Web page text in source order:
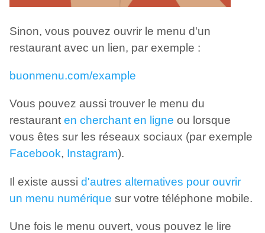
Sinon, vous pouvez ouvrir le menu d'un
restaurant avec un lien, par exemple :
buonmenu.com/example
Vous pouvez aussi trouver le menu du
restaurant en cherchant en ligne ou lorsque
vous êtes sur les réseaux sociaux (par exemple
Facebook, Instagram).
Il existe aussi d'autres alternatives pour ouvrir
un menu numérique sur votre téléphone mobile.
Une fois le menu ouvert, vous pouvez le lire